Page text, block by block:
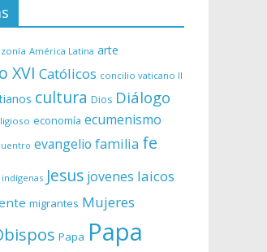
América Latina arte
XVI Católicos concilio vaticano II
cultura Dios Diálogo
economía ecumenismo
evangelio familia fe
indígenas Jesus jovenes laicos
migrantes Mujeres
Papa Papa